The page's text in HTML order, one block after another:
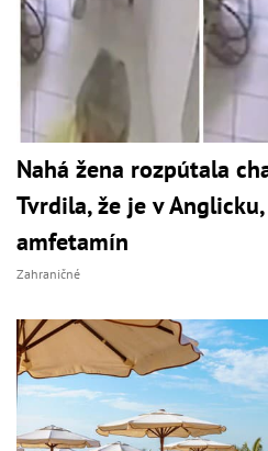
Nahá žena rozpútala
Tvrdila, že je v
amfetamín
Zahraničné